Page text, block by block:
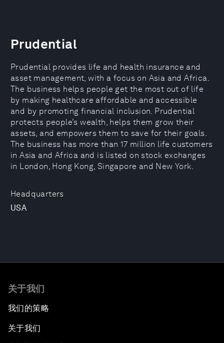
Headquarters
USA
Prudential
Prudential provides life and health insurance and
asset management, with a focus on Asia and Africa.
The business helps people get the most out of life
by making healthcare affordable and accessible
and by promoting financial inclusion. Prudential
protects people’s wealth, helps them grow their
assets, and empowers them to save for their goals.
The business has more than 17 million life customers
in Asia and Africa and is listed on stock exchanges
in London, Hong Kong, Singapore and New York.
关于我们
我们的策略
关于我们